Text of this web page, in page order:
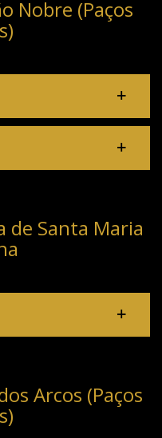
Nobre (Paços
de Santa Maria
Arcos (Paços